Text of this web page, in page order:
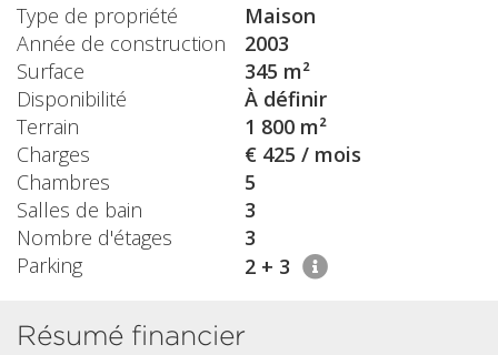
Type de propriété
Maison
Année de construction
2003
Surface
345 m²
Disponibilité
À définir
Terrain
1 800 m²
Charges
€ 425 / mois
Chambres
5
Salles de bain
3
Nombre d'étages
3
Parking
2 + 3
Résumé financier